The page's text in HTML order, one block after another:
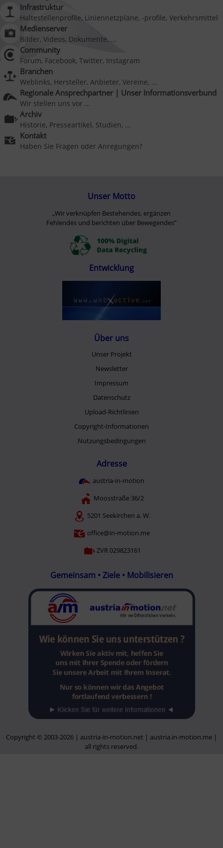
Infrastruktur
Haltestellenprofile, Liniennetzpläne, -profile, Verkehrsmittel
Medienserver
Bilder, Videos, Dokumente, ...
Community
Forum, Facebook, Twitter, Instagram
Branchen
Weblinks, Hersteller, Anbieter, Vereine, ...
Regionale Ansprechpartner | Unser Informationsverbund
Wir stellen uns vor ...
Archiv
Historie, Presseartikel, Studien, ...
Kontakt
Haben Sie Fragen oder Anregungen?
Unser Motto
„Wir verknüpfen Bestehendes, ergänzen
Fehlendes und berichten über Bewegendes”
Entwicklung
Über uns
Unser Projekt
Newsletter
Impressum
Datenschutz
Upload-Richtlinien
Copyright-Informationen
Nutzungsbedingungen
Adresse
austria-in-motion
Moosstraße 36/2
5201 Seekirchen a. W.
office@in-motion.me
ZVR 029823161
Gemeinsam • Ziele • Mobilisieren
Copyright © 2003-2026 | austria-in-motion.net | austria.in-motion.me |
all rights reserved.